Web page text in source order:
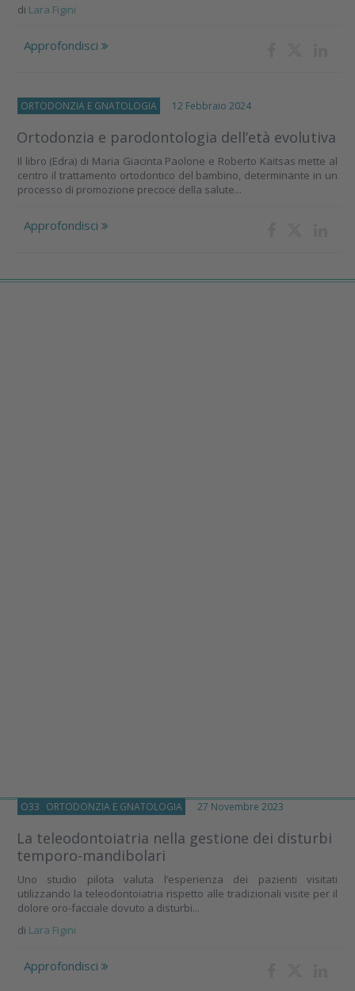
di Lara Figini
Approfondisci
ORTODONZIA E GNATOLOGIA 12 Febbraio 2024
Ortodonzia e parodontologia dell’età evolutiva
Il libro (Edra) di Maria Giacinta Paolone e Roberto Kaitsas mette al
centro il trattamento ortodontico del bambino, determinante in un
processo di promozione precoce della salute...
Approfondisci
O33 ORTODONZIA E GNATOLOGIA 27 Novembre 2023
La teleodontoiatria nella gestione dei disturbi
temporo-mandibolari
Uno studio pilota valuta l’esperienza dei pazienti visitati
utilizzando la teleodontoiatria rispetto alle tradizionali visite per il
dolore oro-facciale dovuto a disturbi...
di Lara Figini
Approfondisci